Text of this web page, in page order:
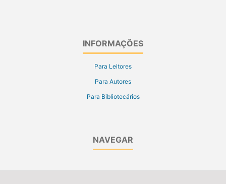
INFORMAÇÕES
Para Leitores
Para Autores
Para Bibliotecários
NAVEGAR